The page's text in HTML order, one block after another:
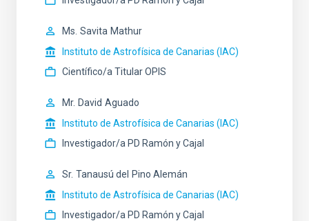
Ms. Savita Mathur
Instituto de Astrofísica de Canarias (IAC)
Científico/a Titular OPIS
Mr. David Aguado
Instituto de Astrofísica de Canarias (IAC)
Investigador/a PD Ramón y Cajal
Sr. Tanausú del Pino Alemán
Instituto de Astrofísica de Canarias (IAC)
Investigador/a PD Ramón y Cajal